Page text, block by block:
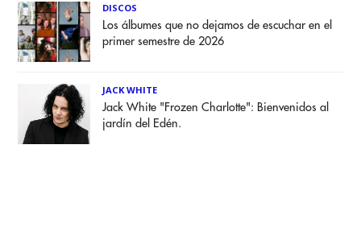
DISCOS
Los álbumes que no dejamos de escuchar en el
primer semestre de 2026
JACK WHITE
Jack White "Frozen Charlotte": Bienvenidos al
jardín del Edén.